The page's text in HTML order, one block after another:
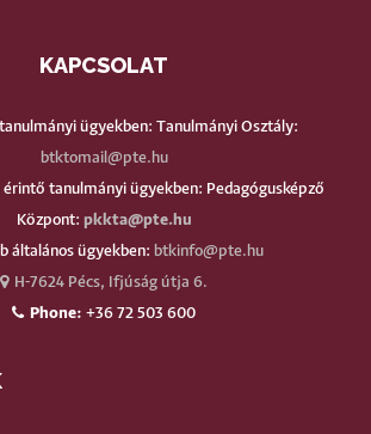
KAPCSOLAT
ügyekben: Tanulmányi Osztály:
btktomail@pte.hu
tanulmányi ügyekben: Pedagógusképző
Központ: pkkta@pte.hu
általános ügyekben: btkinfo@pte.hu
H-7624 Pécs, Ifjúság útja 6.
Phone: +36 72 503 600